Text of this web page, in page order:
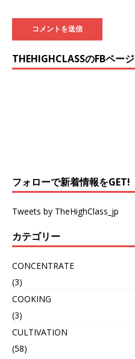
THEHIGHCLASSのFBページ
フォローで新着情報をGET!
Tweets by TheHighClass_jp
カテゴリー
CONCENTRATE
(3)
COOKING
(3)
CULTIVATION
(58)